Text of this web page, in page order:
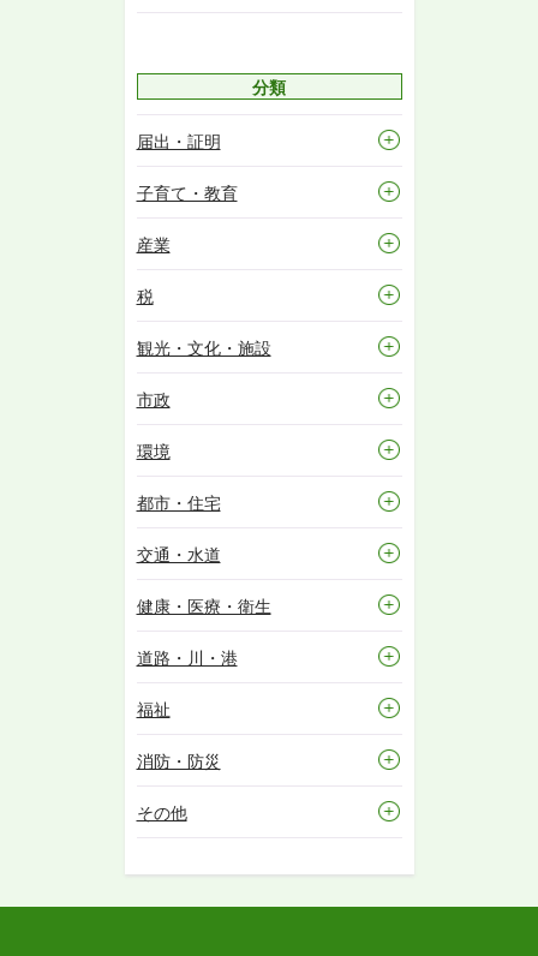
分類
届出・証明
子育て・教育
産業
税
観光・文化・施設
市政
環境
都市・住宅
交通・水道
健康・医療・衛生
道路・川・港
福祉
消防・防災
その他